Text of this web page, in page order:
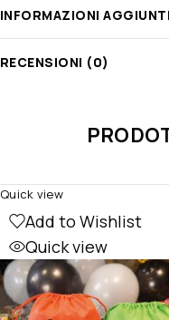
INFORMAZIONI
RECENSIONI (0)
Add to Wishlist
Quick view
Quick view